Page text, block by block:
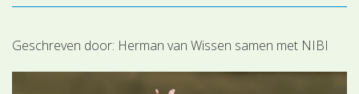
Determineren
Geschreven door: Herman van Wissen samen met NIBI